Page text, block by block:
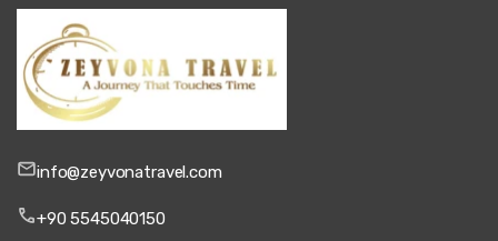
info@zeyvonatravel.com
+90 5545040150